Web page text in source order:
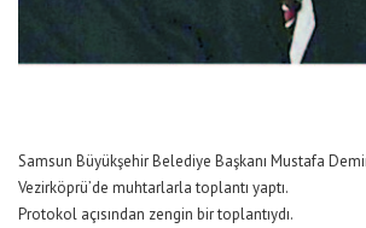
Samsun Büyükşehir Belediye Başkanı Mustafa
Vezirköprü’de muhtarlarla toplantı yaptı.
Protokol açısından zengin bir toplantıydı.